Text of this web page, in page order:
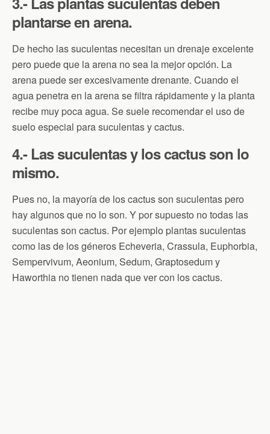
plantarse en arena.
De hecho las suculentas necesitan un drenaje excelente
pero puede que la arena no sea la mejor opción. La
arena puede ser excesivamente drenante. Cuando el
agua penetra en la arena se filtra rápidamente y la planta
recibe muy poca agua. Se suele recomendar el uso de
suelo especial para suculentas y cactus.
4.- Las suculentas y los cactus son lo
mismo.
Pues no, la mayoría de los cactus son suculentas pero
hay algunos que no lo son. Y por supuesto no todas las
suculentas son cactus. Por ejemplo plantas suculentas
como las de los géneros Echeveria, Crassula, Euphorbia,
Sempervivum, Aeonium, Sedum, Graptosedum y
Haworthia no tienen nada que ver con los cactus.